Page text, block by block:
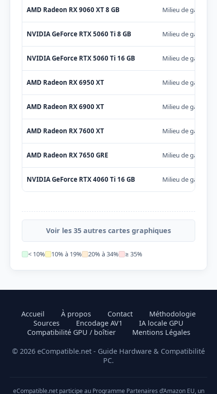
AMD Radeon RX 9060 XT 8 GB Milieu de gamme
NVIDIA GeForce RTX 5060 Ti 8 GB Milieu de gamme
NVIDIA GeForce RTX 5060 Ti 16 GB Milieu de gamme
AMD Radeon RX 6950 XT Milieu de gamme
AMD Radeon RX 6900 XT Milieu de gamme
AMD Radeon RX 7600 XT Milieu de gamme
AMD Radeon RX 7650 GRE Milieu de gamme
NVIDIA GeForce RTX 4060 Ti 16 GB Milieu de gamme
Voir les 35 autres cartes graphiques
< 10% 10% à 19% 20% à 34% ≥ 35%
Accueil À propos Contact
Méthodologie
Sources
Encodage AV1
IA locale GPU
Compatibilité GPU / boîtier
Mentions Légales
© 2026 eCompatible.net - Guide Hardware & Compatibilité
PC.
eCompatible.net participe au Programme Partenaires d’Amazon EU, un